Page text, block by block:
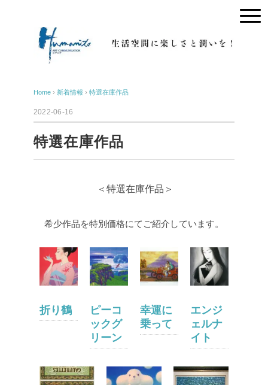
Home › 新着情報 › 特選在庫作品
2022-06-16
特選在庫作品
＜特選在庫作品＞
希少作品を特別価格にてご紹介しています。
折り鶴
ピーコ
ックグ
リーン
幸運に
乗って
エンジ
ェルナ
イト